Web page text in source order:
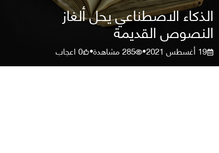
الذكاء الاصطناعي يحل ألغاز
النصوص القديمة
19 أغسطس 2021 •
285مشاهدة•
0اعجاب